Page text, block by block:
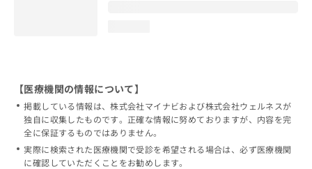
【医療機関の情報について】
掲載している情報は、株式会社マイナビおよび株式会社ウェルネスが
独自に収集したものです。正確な情報に努めておりますが、内容を完
全に保証するものではありません。
実際に検索された医療機関で受診を希望される場合は、必ず医療機関
に確認していただくことをお勧めします。